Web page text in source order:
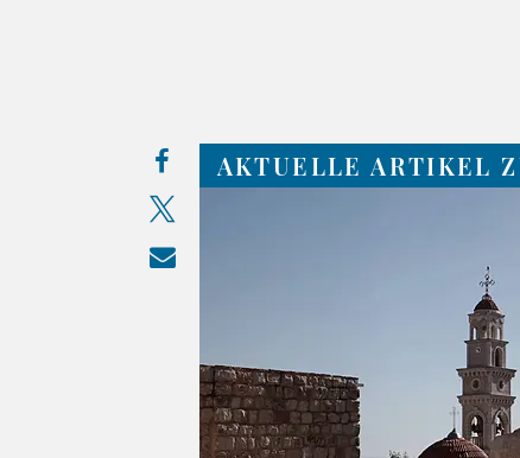
AKTUELLE ARTIKEL